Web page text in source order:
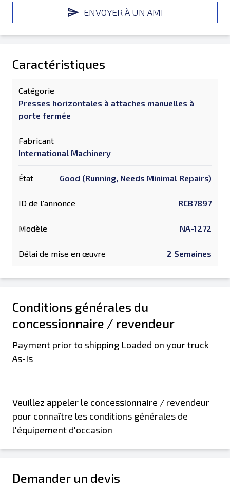
ENVOYER À UN AMI
Caractéristiques
Catégorie
Presses horizontales à attaches manuelles à
porte fermée
Fabricant
International Machinery
État Good (Running, Needs Minimal Repairs)
ID de l'annonce RCB7897
Modèle NA-1272
Délai de mise en œuvre 2 Semaines
Conditions générales du
concessionnaire / revendeur
Payment prior to shipping Loaded on your truck
As-Is
Veuillez appeler le concessionnaire / revendeur
pour connaître les conditions générales de
l'équipement d'occasion
Demander un devis